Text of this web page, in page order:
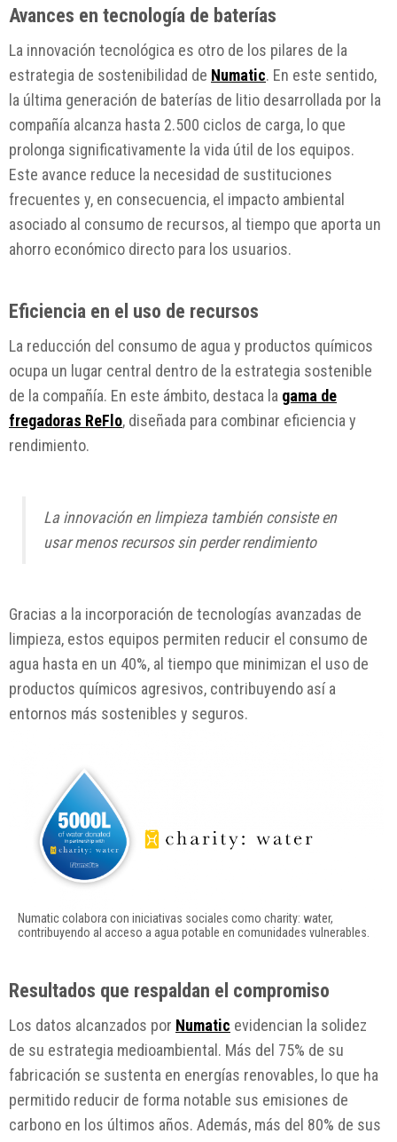
Avances en tecnología de baterías
La innovación tecnológica es otro de los pilares de la
estrategia de sostenibilidad de Numatic. En este sentido,
la última generación de baterías de litio desarrollada por la
compañía alcanza hasta 2.500 ciclos de carga, lo que
prolonga significativamente la vida útil de los equipos.
Este avance reduce la necesidad de sustituciones
frecuentes y, en consecuencia, el impacto ambiental
asociado al consumo de recursos, al tiempo que aporta un
ahorro económico directo para los usuarios.
Eficiencia en el uso de recursos
La reducción del consumo de agua y productos químicos
ocupa un lugar central dentro de la estrategia sostenible
de la compañía. En este ámbito, destaca la gama de
fregadoras ReFlo, diseñada para combinar eficiencia y
rendimiento.
La innovación en limpieza también consiste en
usar menos recursos sin perder rendimiento
Gracias a la incorporación de tecnologías avanzadas de
limpieza, estos equipos permiten reducir el consumo de
agua hasta en un 40%, al tiempo que minimizan el uso de
productos químicos agresivos, contribuyendo así a
entornos más sostenibles y seguros.
Numatic colabora con iniciativas sociales como charity: water,
contribuyendo al acceso a agua potable en comunidades vulnerables.
Resultados que respaldan el compromiso
Los datos alcanzados por Numatic evidencian la solidez
de su estrategia medioambiental. Más del 75% de su
fabricación se sustenta en energías renovables, lo que ha
permitido reducir de forma notable sus emisiones de
carbono en los últimos años. Además, más del 80% de sus